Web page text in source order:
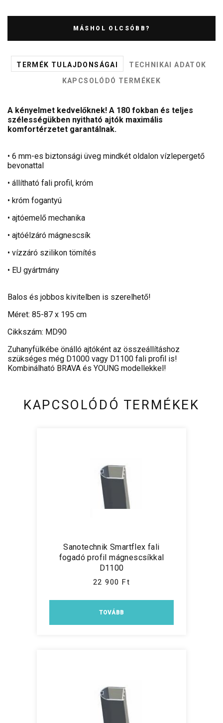
MÁSHOL OLCSÓBB?
TERMÉK TULAJDONSÁGAI
TECHNIKAI ADATOK
KAPCSOLÓDÓ TERMÉKEK
A kényelmet kedvelőknek! A 180 fokban és teljes
szélességükben nyitható ajtók maximális
komfortérzetet garantálnak.
• 6 mm-es biztonsági üveg mindkét oldalon vízlepergető
bevonattal
• állítható fali profil, króm
• króm fogantyú
• ajtóemelő mechanika
• ajtóélzáró mágnescsík
• vízzáró szilikon tömítés
• EU gyártmány
Balos és jobbos kivitelben is szerelhető!
Méret: 85-87 x 195 cm
Cikkszám: MD90
Zuhanyfülkébe önálló ajtóként az összeállításhoz
szükséges még D1000 vagy D1100 fali profil is!
Kombinálható BRAVA és YOUNG modellekkel!
KAPCSOLÓDÓ TERMÉKEK
Sanotechnik Smartflex fali
fogadó profil mágnescsíkkal
D1100
22 900 Ft
TOVÁBB